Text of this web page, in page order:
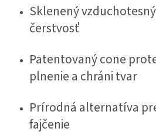
Sklenený
čerstvosť
Patentovaný cone
plnenie a chráni tvar
Prírodná alternatíva
fajčenie